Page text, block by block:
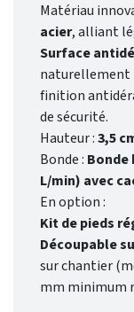
Matériau
acier, alliant
Surface
naturellement
finition
de sécurité.
Hauteur :3,5
Bonde :
L/min) avec
En option :
Kit de pieds
Découpable
sur chantier
mm minimum